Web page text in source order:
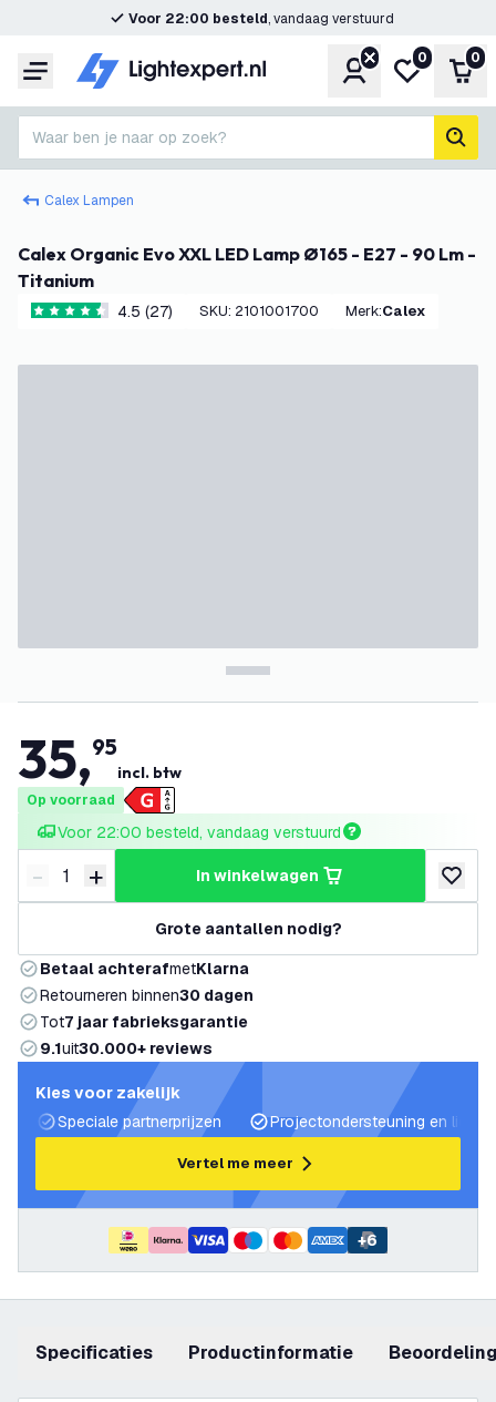
Voor 22:00 besteld, vandaag verstuurd
Menu Account
Mijn
0 0
Waar ben je naar op zoek?
Calex Lampen
Calex Organic Evo XXL LED Lamp Ø165 - E27 - 90 Lm -
Titanium
4.5 score sterren
4.5 (27) SKU: 2101001700 Merk: Calex
35,95
incl. btw
Op voorraad
Voor 22:00 besteld, vandaag verstuurd
Verminder hoeveelheid
- Verhoog hoeveelheid
+ in winkelwagen
Grote aantallen nodig?
Betaal achterafmetKlarna
Retourneren binnen30 dagen
Tot7 jaar fabrieksgarantie
9.1uit30.000+ reviews
Kies voor zakelijk
Speciale partnerprijzen
Projectondersteuning en
Vertel me meer
+6
Specificaties productinformatie